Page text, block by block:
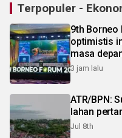
Terpopuler -
9th Borneo
optimistis
masa
3 jam lalu
ATR/BPN:
lahan
Jul 8th